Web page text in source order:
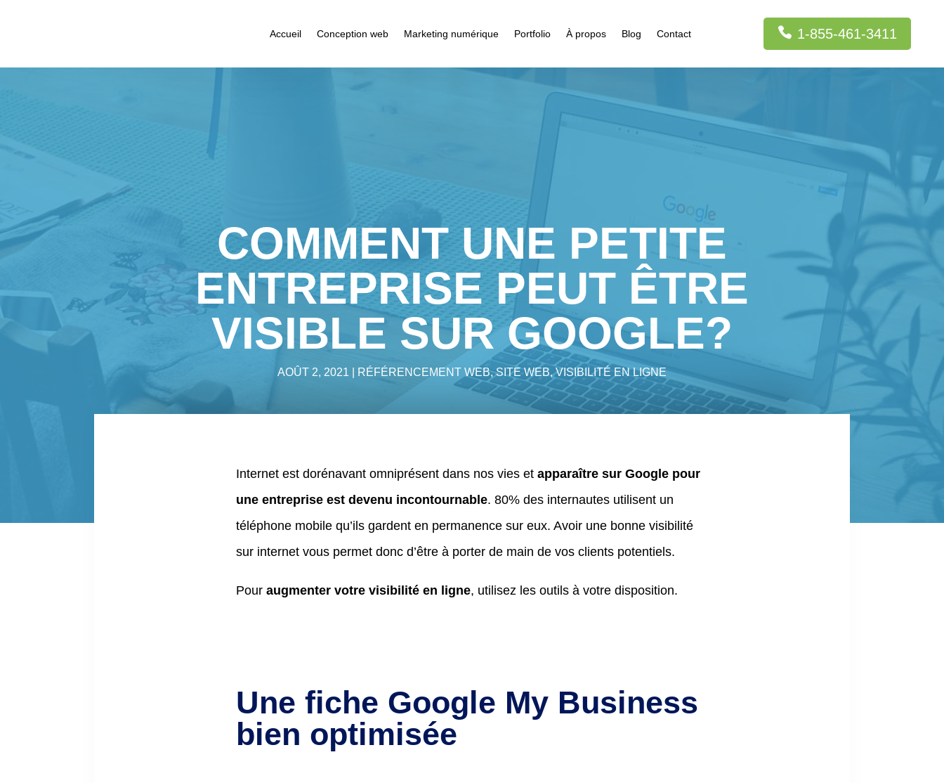
Accueil Conception web Marketing numérique Portfolio À propos Blog Contact 1-855-461-3411
COMMENT UNE PETITE
ENTREPRISE PEUT ÊTRE
VISIBLE SUR GOOGLE?
AOÛT 2, 2021 RÉFÉRENCEMENT WEB,SITE WEB,VISIBILITÉ EN LIGNE
Internet est dorénavant omniprésent dans nos vies et apparaître sur Google pour
une entreprise est devenu incontournable. 80% des internautes utilisent un
téléphone mobile qu’ils gardent en permanence sur eux. Avoir une bonne visibilité
sur internet vous permet donc d’être à porter de main de vos clients potentiels.
Pour augmenter votre visibilité en ligne, utilisez les outils à votre disposition.
Une fiche Google My Business
bien optimisée